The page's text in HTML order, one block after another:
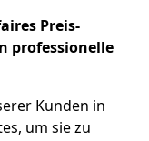
Preis-
professionelle
Kunden in
um sie zu